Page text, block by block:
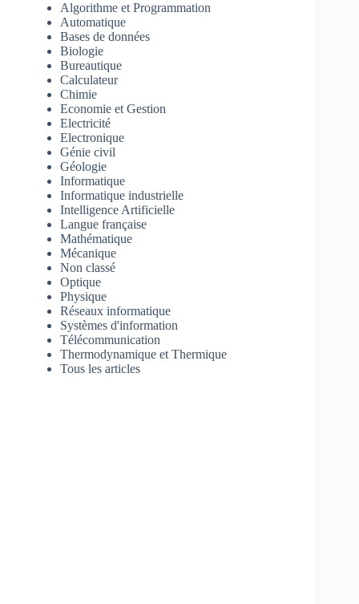
Algorithme et Programmation
Automatique
Bases de données
Biologie
Bureautique
Calculateur
Chimie
Economie et Gestion
Electricité
Electronique
Génie civil
Géologie
Informatique
Informatique industrielle
Intelligence Artificielle
Langue française
Mathématique
Mécanique
Non classé
Optique
Physique
Réseaux informatique
Systèmes d'information
Télécommunication
Thermodynamique et Thermique
Tous les articles